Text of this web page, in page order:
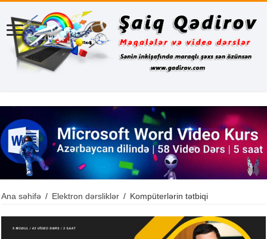
Ana səhifə / Elektron dərsliklər / Kompüterlərin tətbiqi